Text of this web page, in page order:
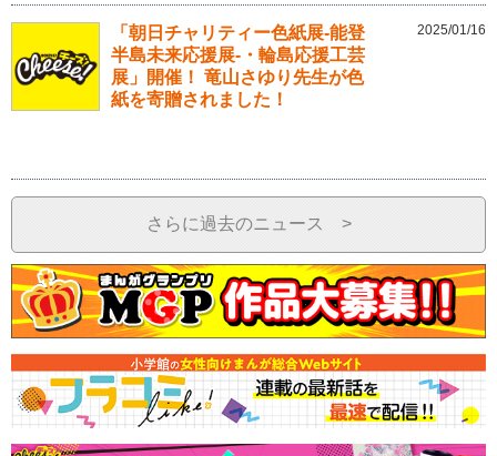
「朝日チャリティー色紙展-能登
半島未来応援展-・輪島応援工芸
展」開催！ 竜山さゆり先生が色
紙を寄贈されました！
2025/01/16
さらに過去のニュース >